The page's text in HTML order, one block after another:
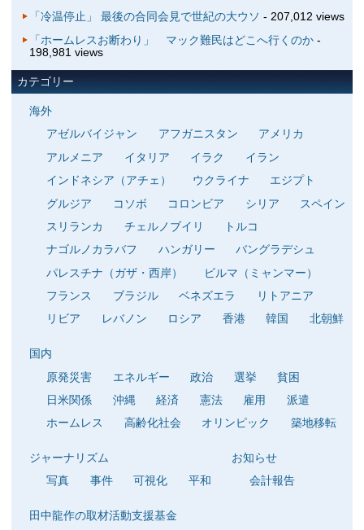
「冷温停止」 最後の合同会見で世紀の大ウソ - 207,012 views
「ホームレスお断わり」 マック難民はどこへ行くのか-
198,981 views
カテゴリー
海外
アゼルバイジャン
アフガニスタン
アメリカ
アルメニア
イタリア イラク
イラン
インドネシア（アチェ）
ウクライナ
エジプト
グルジア
コソボ コロンビア シリア
スペイン
スリランカ
チェルノブイリ
トルコ
ナゴルノカラバフ
ハンガリー
バングラデシュ
パレスチナ（ガザ・西岸）
ビルマ（ミャンマー）
フランス
ブラジル ベネズエラ
リトアニア
リビア
レバノン ロシア 香港 韓国 北朝鮮
国内
原発災害
エネルギー 政治 選挙
貧困
日米関係
沖縄 経済 憲法 雇用
派遣
ホームレス
高齢化社会 オリンピック 築地移転
ジャーナリズム
写真
事件 可視化 平和
お知らせ
会計報告
田中龍作の取材活動支援基金